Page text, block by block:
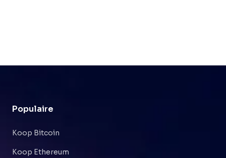
Populaire
Koop Bitcoin
Koop Ethereum